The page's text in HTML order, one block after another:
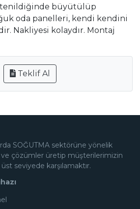
büyütülüp
oda panelleri, kendi kendini
Nakliyesi kolaydır. Montaj
Teklif Al
SOĞUTMA sektörüne yönelik
ve çözümler üretip müşterilerimizin
seviyede karşılamaktır.